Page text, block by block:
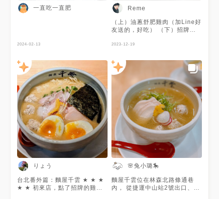
一直吃一直肥
2024-02-13
Reme
（上）油蔥舒肥雞肉（加Line好
友送的，好吃） （下）招牌雞
椒，雞高湯不油，平坦的風味，
歐式火腿風味，還有雞肉丸，麵
使用三河屋製麵，麵量算少）
喜歡它的裝潢，明亮、漂亮，播
放著Lounge音樂
2023-12-19
りょう
台北番外篇：麵屋千雲 ★ ★ ★
★ ★ 初來店，點了招牌的雞白
🌸兔小璐🎠
麵屋千雲位在林森北路條通巷
內， 從捷運中山站2號出口、捷